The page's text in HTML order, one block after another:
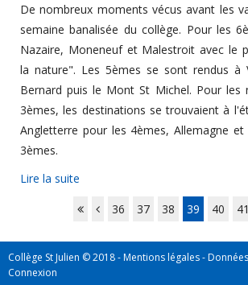
De nombreux moments vécus avant les
semaine banalisée du collège. Pour les
Nazaire, Moneneuf et Malestroit avec le
la nature". Les 5èmes se sont rendus à
Bernard puis le Mont St Michel. Pour les
3èmes, les destinations se trouvaient à
Angletterre pour les 4èmes, Allemagne et
3èmes.
Lire la suite
36
37 38 39 40 41
Collège St Julien © 2018 -Mentions légales-
Connexion